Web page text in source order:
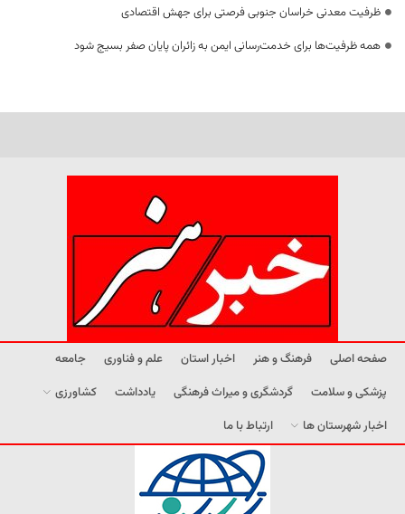
ظرفیت معدنی خراسان جنوبی فرصتی برای جهش اقتصادی
همه ظرفیت‌ها برای خدمت‌رسانی ایمن به زائران پایان صفر بسیج شود
صفحه اصلی فرهنگ و هنر اخبار استان علم و فناوری
جامعه
پزشکی و سلامت
گردشگری و میراث فرهنگی یادداشت
کشاورزی
اخبار شهرستان ها
ارتباط با ما